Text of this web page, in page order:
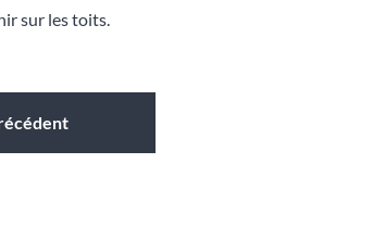
sur les toits.